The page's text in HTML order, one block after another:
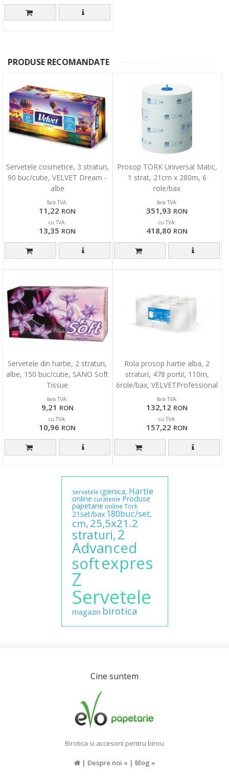
PRODUSE RECOMANDATE
Servetele cosmetice, 3 straturi,
90 buc/cutie, VELVET Dream -
albe
fara TVA:
11,22 RON
cu TVA:
13,35 RON
Prosop TORK Universal Matic,
1 strat, 21cm x 280m, 6
role/bax
fara TVA:
351,93 RON
cu TVA:
418,80 RON
Servetele din hartie, 2 straturi,
albe, 150 buc/cutie, SANO Soft
Tissue
fara TVA:
9,21 RON
cu TVA:
10,96 RON
Rola prosop hartie alba, 2
straturi, 478 portii, 110m,
6role/bax, VELVETProfessional
Comfort Maxi110
fara TVA:
132,12 RON
cu TVA:
157,22 RON
servetele igienica, Hartie
online curatenie Produse
papetarie online Tork
21set/bax 180buc/set,
cm, 25,5x21.2
straturi,2
Advanced
softexpres
Z
Servetele
magazin birotica
Cine suntem
Birotica si accesorii pentru birou
| Despre noi » | Blog »